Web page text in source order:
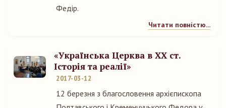
Федір.
Читати повністю...
«Українська Церква в ХХ ст.
Історія та реалії»
2017-03-12
12 березня з благословення архієпископа